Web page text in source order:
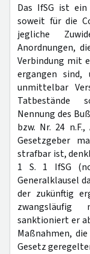
Das IfSG ist
soweit für die
jegliche
Anordnungen,
Verbindung mit
ergangen
unmittelbar
Tatbestände
Nennung des
bzw. Nr. 24 n.F.,
Gesetzgeber
strafbar ist,
1 S. 1 IfSG
Generalklausel
der zukünftig
sanktioniert er
Maßnahmen,
Gesetz